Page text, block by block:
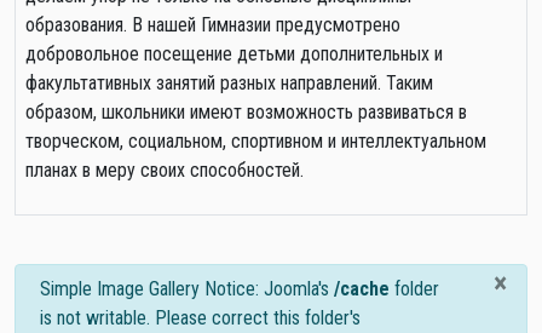
образования. В нашей Гимназии предусмотрено
добровольное посещение детьми дополнительных и
факультативных занятий разных направлений. Таким
образом, школьники имеют возможность развиваться в
творческом, социальном, спортивном и интеллектуальном
планах в меру своих способностей.
×
info
Simple Image Gallery Notice: Joomla's /cache folder
is not writable. Please correct this folder's